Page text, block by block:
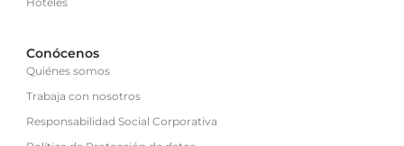
Conócenos
Quiénes somos
Trabaja con nosotros
Responsabilidad Social Corporativa